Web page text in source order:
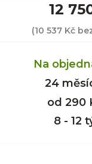
12
(10 537 Kč
Na
24
od 290
8 - 12